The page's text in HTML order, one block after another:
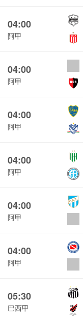
04:00
阿甲
04:00
阿甲
04:00
阿甲
04:00
阿甲
04:00
阿甲
04:00
阿甲
05:30
巴西甲